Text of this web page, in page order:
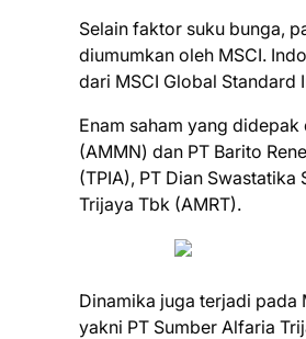
Selain faktor suku bunga,
diumumkan oleh MSCI.
dari MSCI Global Standard
Enam saham yang
(AMMN) dan PT Barito
(TPIA), PT Dian
Trijaya Tbk (AMRT).
Dinamika juga terjadi pada
yakni PT Sumber Alfaria